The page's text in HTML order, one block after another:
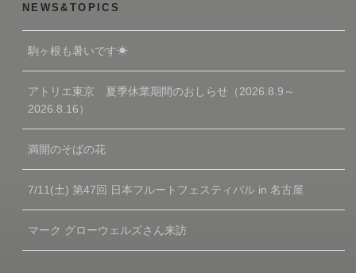
NEWS&TOPICS
駒ヶ根も暑いです☀
アトリエ東京 夏季休業期間のおしらせ（2026.8.9～
2026.8.16）
満開のそばの花
7/11(土) 第47回 日本フルートフェスティバル in 名古屋
マーク グローウェルズさん来訪